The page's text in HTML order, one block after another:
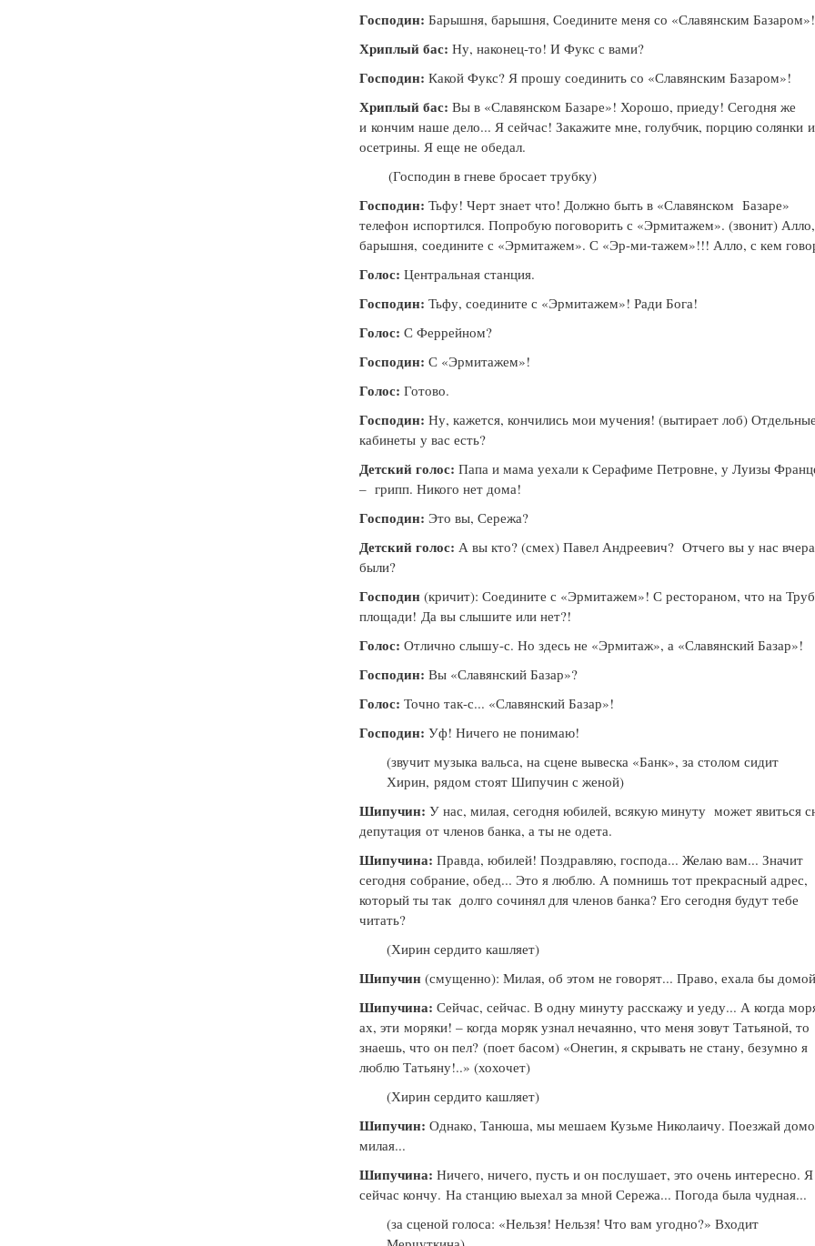
Господин: Барышня, барышня, Соедините меня со «Славянским Базаром»!
Хриплый бас: Ну, наконец-то! И Фукс с вами?
Господин: Какой Фукс? Я прошу соединить со «Славянским Базаром»!
Хриплый бас: Вы в «Славянском Базаре»! Хорошо, приеду! Сегодня же
икончим наше дело... Я сейчас! Закажите мне, голубчик, порцию солянки
осетрины. Я еще не обедал.
(Господин в гневе бросает трубку)
Господин: Тьфу! Черт знает что! Должно быть в «Славянском Базаре»
телефониспортился. Попробую поговорить с «Эрмитажем». (звонит) Алло,
барышня,соедините с «Эрмитажем». С «Эр-ми-тажем»!!! Алло, с кем
Голос: Центральная станция.
Господин: Тьфу, соедините с «Эрмитажем»! Ради Бога!
Голос: С Феррейном?
Господин: С «Эрмитажем»!
Голос: Готово.
Господин: Ну, кажется, кончились мои мучения! (вытирает лоб) Отдельные
кабинетыу вас есть?
Детский голос: Папа и мама уехали к Серафиме Петровне, у Луизы
–грипп. Никого нет дома!
Господин: Это вы, Сережа?
Детский голос: А вы кто? (смех) Павел Андреевич? Отчего вы у нас
были?
Господин (кричит): Соедините с «Эрмитажем»! С рестораном, что на
площади! Да вы слышите или нет?!
Голос: Отлично слышу-с. Но здесь не «Эрмитаж», а «Славянский Базар»!
Господин: Вы «Славянский Базар»?
Голос: Точно так-с... «Славянский Базар»!
Господин: Уф! Ничего не понимаю!
(звучит музыка вальса, на сцене вывеска «Банк», за столом сидит
Хирин,рядом стоят Шипучин с женой)
Шипучин: У нас, милая, сегодня юбилей, всякую минуту может явиться
депутацияот членов банка, а ты не одета.
Шипучина: Правда, юбилей! Поздравляю, господа... Желаю вам... Значит
сегоднясобрание, обед... Это я люблю. А помнишь тот прекрасный адрес,
который ты так долго сочинял для членов банка? Его сегодня будут тебе
читать?
(Хирин сердито кашляет)
Шипучин (смущенно): Милая, об этом не говорят... Право, ехала бы
Шипучина: Сейчас, сейчас. В одну минуту расскажу и уеду... А когда
ах, этиморяки! – когда моряк узнал нечаянно, что меня зовут Татьяной, то
знаешь, что он пел?(поет басом) «Онегин, я скрывать не стану, безумно я
люблю Татьяну!..» (хохочет)
(Хирин сердито кашляет)
Шипучин: Однако, Танюша, мы мешаем Кузьме Николаичу. Поезжай
милая...
Шипучина: Ничего, ничего, пусть и он послушает, это очень интересно. Я
сейчас кончу.На станцию выехал за мной Сережа... Погода была чудная...
(за сценой голоса: «Нельзя! Нельзя! Что вам угодно?» Входит